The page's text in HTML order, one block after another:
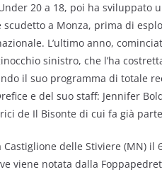
20 a 18, poi ha sviluppato
scudetto a Monza, prima di
L’ultimo anno,
sinistro, che l’ha
il suo programma di totale
e del suo staff: Jennifer
de Il Bisonte di cui fa già
Castiglione delle Stiviere (MN)
viene notata dalla